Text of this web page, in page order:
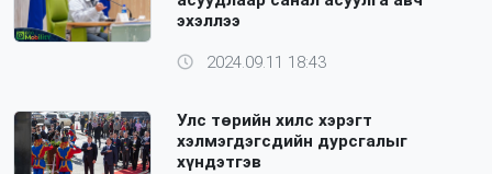
эхэллээ
2024.09.11 18:43
Улс төрийн хилс хэрэгт
хэлмэгдэгсдийн дурсгалыг
хүндэтгэв